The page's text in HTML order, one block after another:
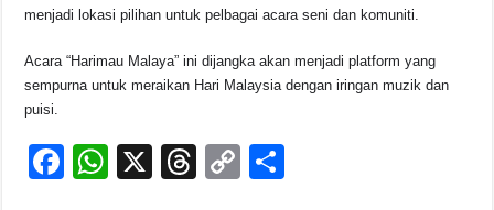
menjadi lokasi pilihan untuk pelbagai acara seni dan komuniti.
Acara “Harimau Malaya” ini dijangka akan menjadi platform yang
sempurna untuk meraikan Hari Malaysia dengan iringan muzik dan
puisi.
F
W
X
T
C